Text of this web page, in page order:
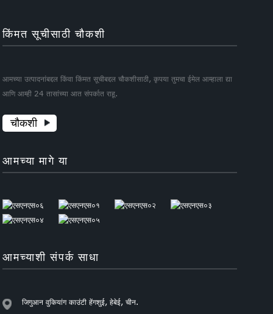
किंमत सूचीसाठी चौकशी
आमच्या उत्पादनांबद्दल किंवा किंमत सूचीबद्दल चौकशीसाठी, कृपया तुमचा ईमेल आम्हाला द्या
आणि आम्ही 24 तासांच्या आत संपर्कात राहू.
चौकशी
आमच्या मागे या
आमच्याशी संपर्क साधा
जिगुआन वुकियांग काउंटी हेंगशुई, हेबेई, चीन.